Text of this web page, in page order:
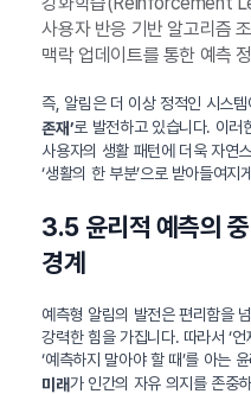
사용자 반응 기반 알고리즘
맥락 업데이트를 통한 예측
즉, 알림은 더 이상 정적인 시스
존재’로 발전하고 있습니다. 이러
사용자의 생활 패턴에 더욱 자연
‘생활의 한 부분’으로 받아들여지
3.5 윤리적 예측의
경계
예측형 알림의 발전은 편리함을
강력한 힘을 가집니다. 따라서 ‘언
‘예측하지 말아야 할 때’를 아는
미래가 인간의 자유 의지를 존중